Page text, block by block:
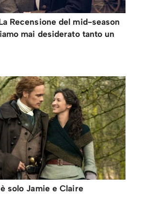
Recensione del mid-season
mai desiderato tanto un
solo Jamie e Claire